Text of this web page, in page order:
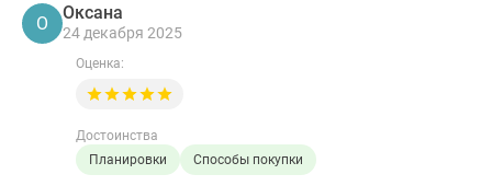
О
Оксана
24 декабря 2025
Оценка:
Достоинства
Планировки
Способы покупки